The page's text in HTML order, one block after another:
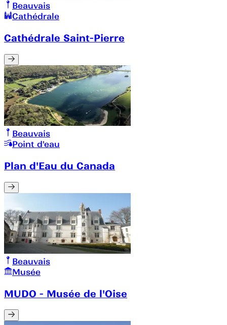
Beauvais
Cathédrale
Cathédrale Saint-Pierre
Beauvais
Point d'eau
Plan d'Eau du Canada
Beauvais
Musée
MUDO - Musée de l'Oise